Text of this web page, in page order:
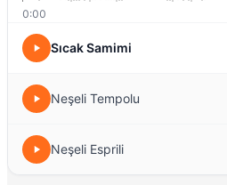
0:00
Sıcak Samimi
Neşeli Tempolu
Neşeli Esprili